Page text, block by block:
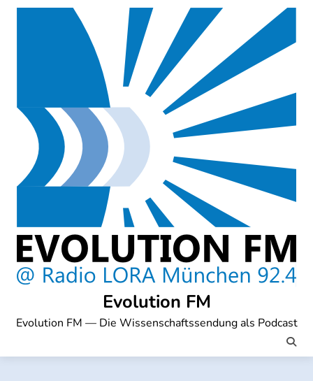
Skip
Evolution FM
Evolution FM — Die Wissenschaftssendung als Podcast